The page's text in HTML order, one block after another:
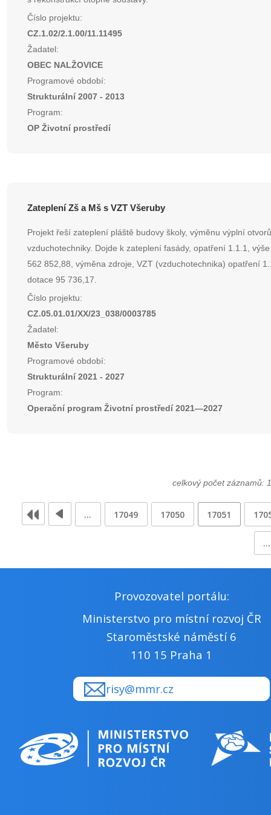
Číslo projektu:
CZ.1.02/2.1.00/11.11495
Žadatel:
OBEC NALŽOVICE
Programové období:
Strukturální 2007 - 2013
Program:
OP Životní prostředí
Zateplení Zš a Mš s VZT Všeruby
Projekt řeší zateplení pláště budovy školy, výměnu výplní
vzduchotechniky. Dojde k zateplení fasády, opatření 1.1.1,
562 852,88, výměna zdroje, VZT (vzduchotechnika) opatření
dotace 95 736,17.
Číslo projektu:
CZ.05.01.01/XX/23_038/0003785
Žadatel:
Město Všeruby
Programové období:
Strukturální 2021 - 2027
Program:
Operační program Životní prostředí 2021—2027
celkový počet záznamů:
… 17049 17050 17051
…
Provozovatel portálu:
Ministerstvo pro místní rozvoj ČR
Staroměstské náměstí 6
110 15 Praha 1
risy@mmr.cz